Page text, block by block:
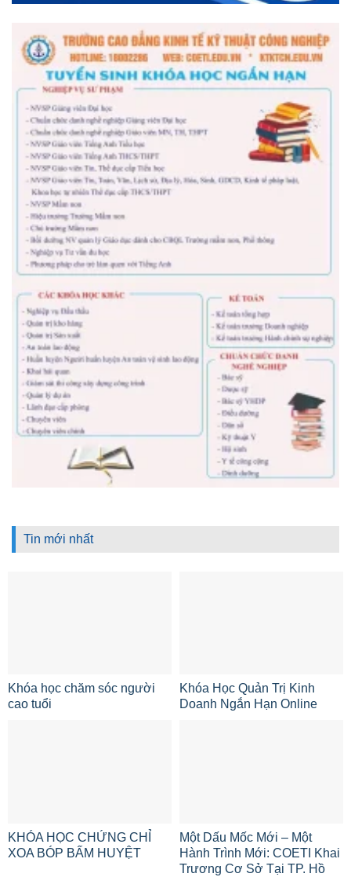
Tin mới nhất
Khóa học chăm sóc người
cao tuổi
Khóa Học Quản Trị Kinh
Doanh Ngắn Hạn Online
KHÓA HỌC CHỨNG CHỈ
XOA BÓP BẤM HUYỆT
Một Dấu Mốc Mới – Một
Hành Trình Mới: COETI Khai
Trương Cơ Sở Tại TP. Hồ